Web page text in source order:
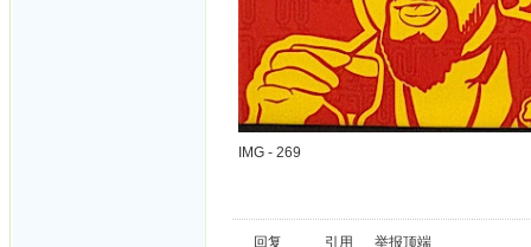
IMG - 269
回复 引用 举报顶端